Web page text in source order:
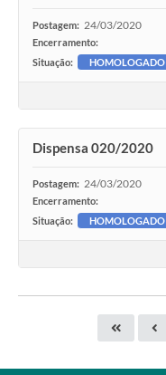
Postagem: 24/03/2020
Encerramento:
Situação:
HOMOLOGADO
Dispensa 020/2020
Postagem: 24/03/2020
Encerramento:
Situação:
HOMOLOGADO